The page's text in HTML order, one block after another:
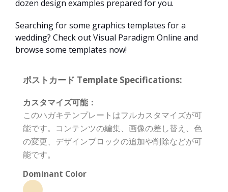
dozen design examples prepared for you.
Searching for some graphics templates for a
wedding? Check out Visual Paradigm Online and
browse some templates now!
ポストカード Template Specifications:
カスタマイズ可能：
このハガキテンプレートはフルカスタマイズが可
能です。コンテンツの編集、画像の差し替え、色
の変更、デザインブロックの追加や削除などが可
能です。
Dominant Color